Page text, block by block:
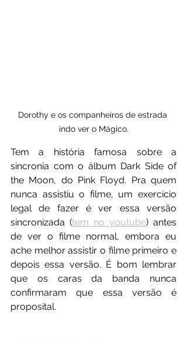
Dorothy e os companheiros de estrada
indo ver o Mágico.
Tem a história famosa sobre a
sincronia com o álbum Dark Side of
the Moon, do Pink Floyd. Pra quem
nunca assistiu o filme, um exercício
legal de fazer é ver essa versão
sincronizada (tem no youtube) antes
de ver o filme normal, embora eu
ache melhor assistir o filme primeiro e
depois essa versão. É bom lembrar
que os caras da banda nunca
confirmaram que essa versão é
proposital.